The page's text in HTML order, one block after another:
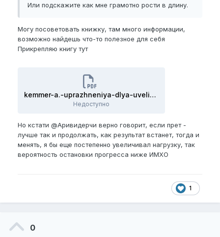
Или подскажите как мне грамотно рости в длину.
Могу посоветовать книжку, там много информации,
возможно найдешь что-то полезное для себя
Прикрепляю книгу тут
kemmer-a.-uprazhneniya-dlya-uvelicheniya-penisa.pdf
Недоступно
Но кстати @Аривидерчи верно говорит, если прет -
лучше так и продолжать, как результат встанет, тогда и
менять, я бы еще постепенно увеличивал нагрузку, так
вероятность остановки прогресса ниже ИМХО
1
0